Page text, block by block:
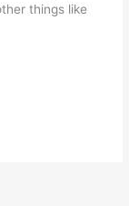
things like